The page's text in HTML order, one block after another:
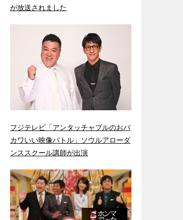
が放送されました
フジテレビ「アンタッチャブルのおバ
カワいい映像バトル」ソウルアローダ
ンススクール講師が出演